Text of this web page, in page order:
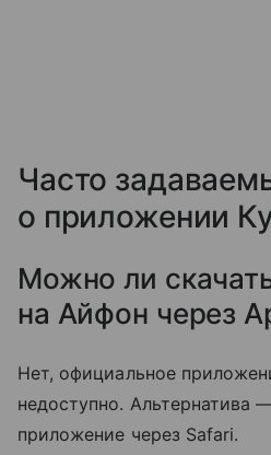
Часто
о приложении
Можно ли
на Айфон через
Нет, официальное
недоступно. Альтернатива
приложение через Safari.